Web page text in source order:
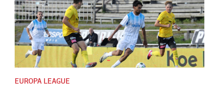
EUROPA LEAGUE